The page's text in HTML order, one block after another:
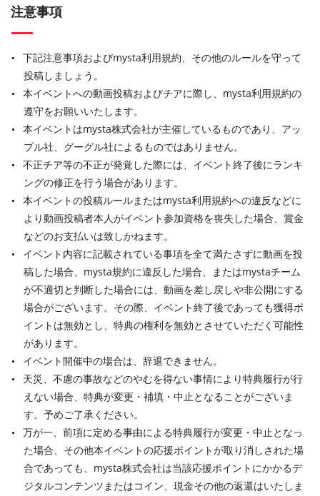
注意事項
下記注意事項およびmysta利用規約、その他のルールを守って
投稿しましょう。
本イベントへの動画投稿およびチアに際し、mysta利用規約の
遵守をお願いいたします。
本イベントはmysta株式会社が主催しているものであり、アッ
プル社、グーグル社によるものではありません。
不正チア等の不正が発覚した際には、イベント終了後にランキ
ングの修正を行う場合があります。
本イベントの投稿ルールまたはmysta利用規約への違反などに
より動画投稿者本人がイベント参加資格を喪失した場合、賞金
などのお支払いは致しかねます。
イベント内容に記載されている事項を全て満たさずに動画を投
稿した場合、mysta規約に違反した場合、またはmystaチーム
が不適切と判断した場合には、動画を差し戻しや非公開にする
場合がございます。その際、イベント終了後であっても獲得ポ
イントは無効とし、特典の権利を無効とさせていただく可能性
があります。
イベント開催中の場合は、辞退できません。
天災、不慮の事故などのやむを得ない事情により特典履行が行
えない場合、特典が変更・補填・中止となることがございま
す。予めご了承ください。
万が一、前項に定める事由による特典履行が変更・中止となっ
た場合、その他本イベントの応援ポイントが取り消しされた場
合であっても、mysta株式会社は当該応援ポイントにかかるデ
ジタルコンテンツまたはコイン、現金その他の返還はいたしま